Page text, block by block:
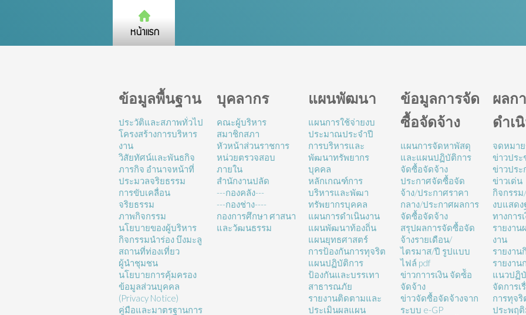
ข้อมูลพื้นฐาน
ประวัติและสภาพทั่วไป
โครงสร้างการบริหาร
งาน
วิสัยทัศน์และพันธกิจ
ภารกิจ อำนาจหน้าที่
ประมวลจริยธรรม
การขับเคลื่อน
จริยธรรม
ภาพกิจกรรม
นโยบายของผู้บริหาร
กิจกรรมนำร่อง บึงมะลู
สถานที่ท่องเที่ยว
ผู้นำชุมชน
นโยบายการคุ้มครอง
ข้อมูลส่วนบุคคล
(Privacy Notice)
คู่มือและมาตรฐานการ
บุคลากร
คณะผู้บริหาร
สมาชิกสภา
หัวหน้าส่วนราชการ
หน่วยตรวจสอบ
ภายใน
สำนักงานปลัด
---กองคลัง---
---กองช่าง----
กองการศึกษา ศาสนา
และวัฒนธรรม
แผนพัฒนา
แผนการใช้จ่ายงบ
ประมาณประจำปี
การบริหารและ
พัฒนาทรัพยากร
บุคคล
หลักเกณฑ์การ
บริหารและพัฒา
ทรัพยากรบุคคล
แผนการดำเนินงาน
แผนพัฒนาท้องถิ่น
แผนยุทธศาสตร์
การป้องกันการทุจริต
แผนปฏิบัติการ
ป้องกันและบรรเทา
สาธารณภัย
รายงานติดตามและ
ประเมินผลแผน
ข้อมูลการจัด
ซื้อจัดจ้าง
แผนการจัดหาพัสดุ
และแผนปฏิบัติการ
จัดซื้อจัดจ้าง
ประกาศจัดซื้อจัด
จ้าง/ประกาศราคา
กลาง/ประกาศผลการ
จัดซื้อจัดจ้าง
สรุปผลการจัดซื้อจัด
จ้างรายเดือน/
ไตรมาส/ปี รูปแบบ
ไฟล์ pdf
ข่าวกาารเงิน จัดซ์้อ
จัดจ้าง
ข่าวจัดซื้อจัดจ้างจาก
ระบบ e-GP
ผลก
ดำเ
จดหมา
ข่าวปร
ข่าวประ
ข่าวเด่น
กิจกรรม
งบแสดง
ทางการ
รายงาน
งาน
รายงาน
รายงาน
แนวปฏิ
จัดการเ
การทุจ
ประพฤ